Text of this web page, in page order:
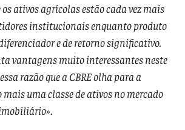
ativos agrícolas estão cada vez mais
institucionais enquanto produto
e de retorno significativo.
vantagens muito interessantes neste
razão que a CBRE olha para a
uma classe de ativos no mercado
».